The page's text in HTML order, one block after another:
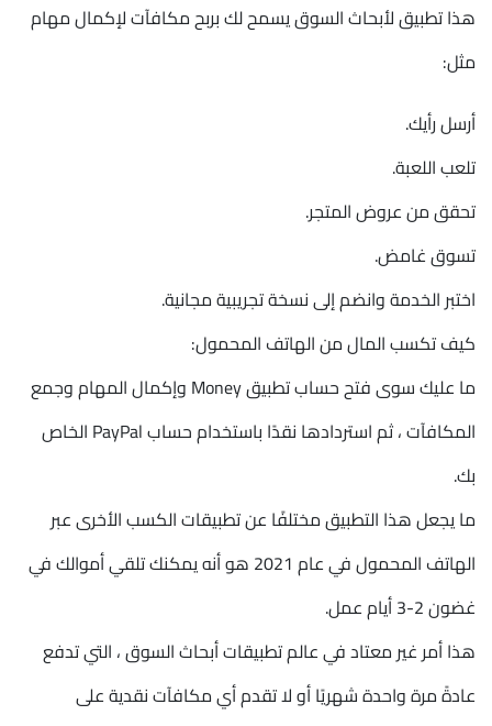
هذا تطبيق لأبحاث السوق يسمح لك بربح مكافآت لإكمال مهام
مثل:
أرسل رأيك.
تلعب اللعبة.
تحقق من عروض المتجر.
تسوق غامض.
اختبر الخدمة وانضم إلى نسخة تجريبية مجانية.
كيف تكسب المال من الهاتف المحمول:
ما عليك سوى فتح حساب تطبيق Money وإكمال المهام وجمع
المكافآت ، ثم استردادها نقدًا باستخدام حساب PayPal الخاص
بك.
ما يجعل هذا التطبيق مختلفًا عن تطبيقات الكسب الأخرى عبر
الهاتف المحمول في عام 2021 هو أنه يمكنك تلقي أموالك في
غضون 2-3 أيام عمل.
هذا أمر غير معتاد في عالم تطبيقات أبحاث السوق ، التي تدفع
عادةً مرة واحدة شهريًا أو لا تقدم أي مكافآت نقدية على